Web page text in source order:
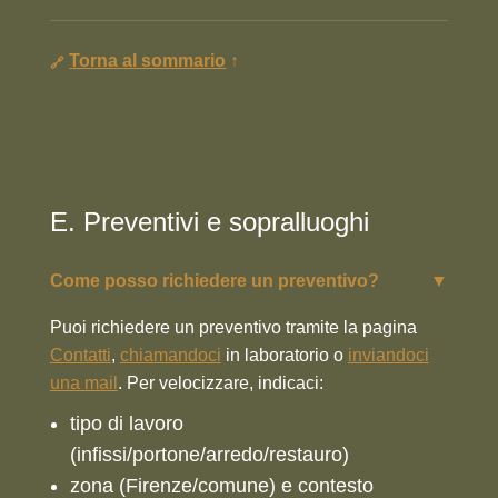
Torna al sommario ↑
E. Preventivi e sopralluoghi
Come posso richiedere un preventivo? ▼
Puoi richiedere un preventivo tramite la pagina
Contatti, chiamandoci in laboratorio o inviandoci
una mail . Per velocizzare, indicaci:
tipo di lavoro
(infissi/portone/arredo/restauro)
zona (Firenze/comune) e contesto